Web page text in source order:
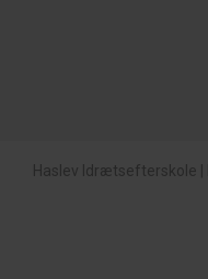
Haslev Idrætsefterskole